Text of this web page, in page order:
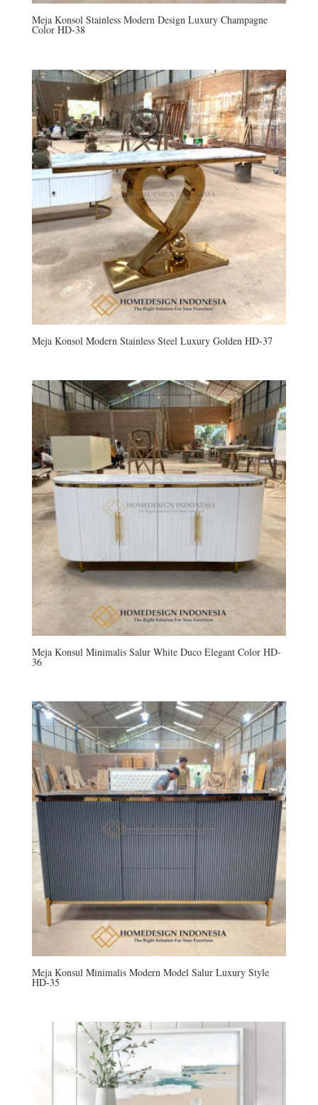
Meja Konsol Stainless Modern Design Luxury Champagne
Color HD-38
Meja Konsol Modern Stainless Steel Luxury Golden HD-37
Meja Konsul Minimalis Salur White Duco Elegant Color HD-
36
Meja Konsul Minimalis Modern Model Salur Luxury Style
HD-35